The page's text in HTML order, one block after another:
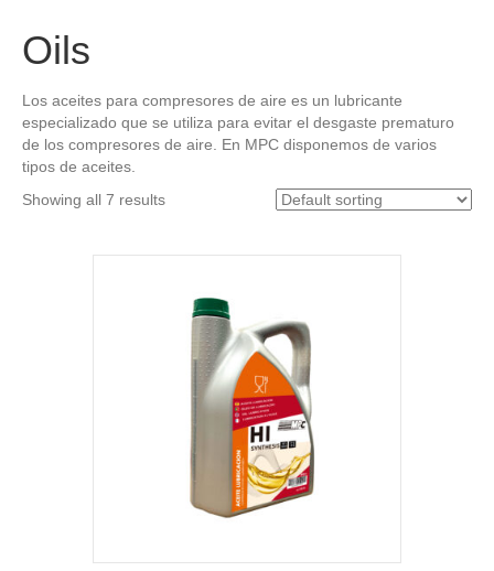
Oils
Los aceites para compresores de aire es un lubricante
especializado que se utiliza para evitar el desgaste prematuro
de los compresores de aire. En MPC disponemos de varios
tipos de aceites.
Showing all 7 results